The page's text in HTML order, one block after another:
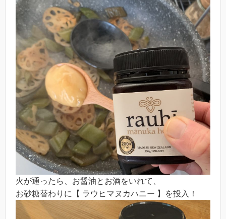
火が通ったら、お醤油とお酒をいれて、
お砂糖替わりに【 ラウヒマヌカハニー 】を投入！